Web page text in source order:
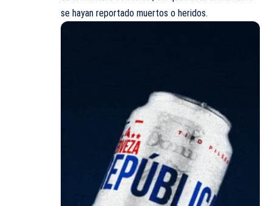
se hayan reportado muertos o heridos.